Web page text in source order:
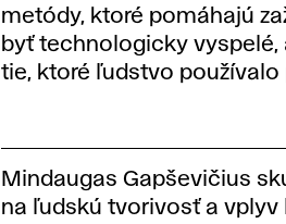
metódy, ktoré pomáhajú
byť technologicky
tie, ktoré ľudstvo používalo
Mindaugas Gapševičius
na ľudskú tvorivosť a vplyv